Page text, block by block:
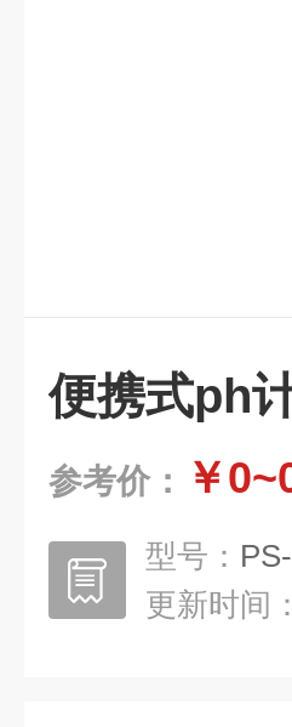
便携式ph
参考价： ￥
型号：
更新时间：